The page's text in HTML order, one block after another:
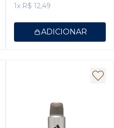
1x R$ 12,49
ADICIONAR